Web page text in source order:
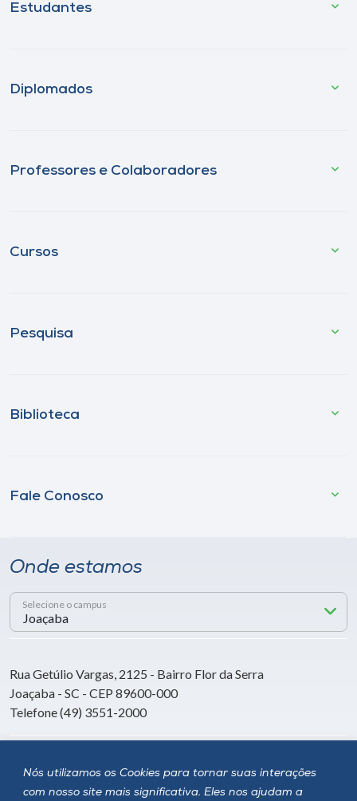
Nós utilizamos os Cookies para tornar suas interações
com nosso site mais significativa. Eles nos ajudam a
Estudantes
Diplomados
Professores e Colaboradores
Cursos
Pesquisa
Biblioteca
Fale Conosco
Onde estamos
Selecione o campus
Rua Getúlio Vargas, 2125 - Bairro Flor da Serra
Joaçaba - SC - CEP 89600-000
Telefone (49) 3551-2000
Siga a Unoesc